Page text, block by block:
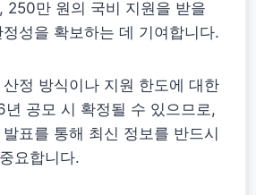
250만 원의 국비 지원을 받을
성을 확보하는 데 기여합니다.
정 방식이나 지원 한도에 대한
공모 시 확정될 수 있으므로,
표를 통해 최신 정보를 반드시
요합니다.